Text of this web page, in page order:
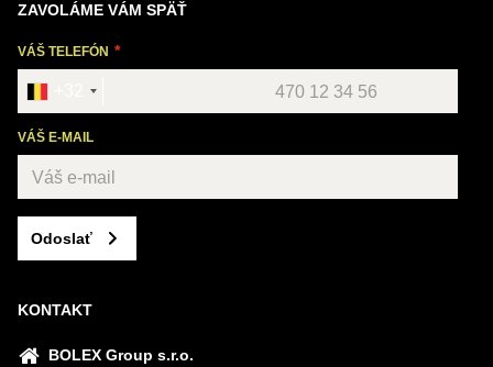
ZAVOLÁME VÁM SPÄŤ
VÁŠ TELEFÓN
VÁŠ E-MAIL
Odoslať
KONTAKT
BOLEX Group s.r.o.